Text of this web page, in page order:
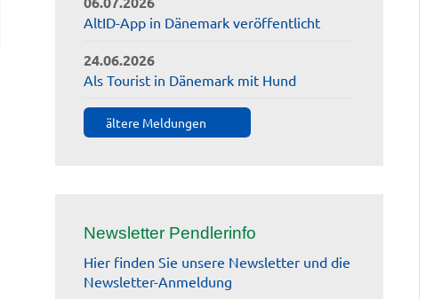
AltID-App in Dänemark veröffentlicht
24.06.2026
Als Tourist in Dänemark mit Hund
ältere Meldungen
Newsletter Pendlerinfo
Hier finden Sie unsere Newsletter und die
Newsletter-Anmeldung